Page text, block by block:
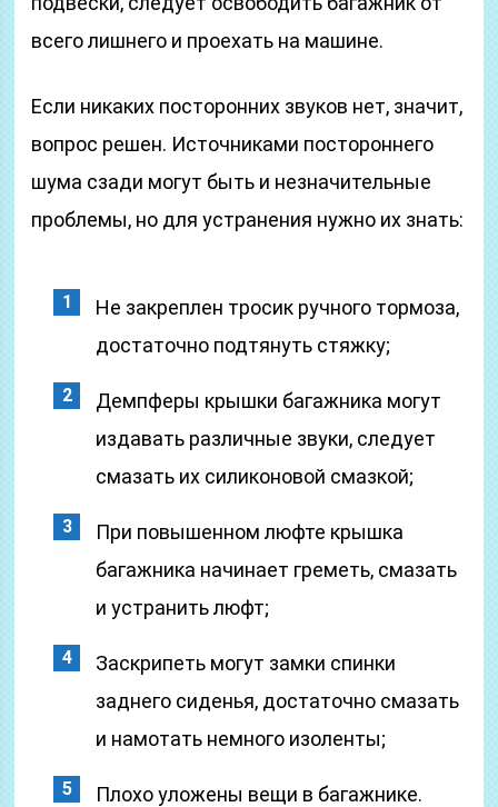
всего лишнего и проехать на машине.
Если никаких посторонних звуков нет, значит,
вопрос решен. Источниками постороннего
шума сзади могут быть и незначительные
проблемы, но для устранения нужно их знать:
Не закреплен тросик ручного тормоза,
достаточно подтянуть стяжку;
Демпферы крышки багажника могут
издавать различные звуки, следует
смазать их силиконовой смазкой;
При повышенном люфте крышка
багажника начинает греметь, смазать
и устранить люфт;
Заскрипеть могут замки спинки
заднего сиденья, достаточно смазать
и намотать немного изоленты;
Плохо уложены вещи в багажнике.